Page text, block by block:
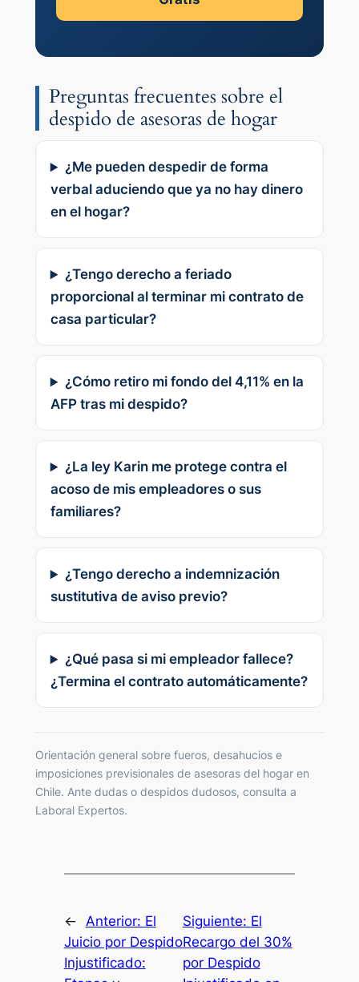
Preguntas frecuentes sobre el
despido de asesoras de hogar
¿Me pueden despedir de forma
verbal aduciendo que ya no hay dinero
en el hogar?
¿Tengo derecho a feriado
proporcional al terminar mi contrato de
casa particular?
¿Cómo retiro mi fondo del 4,11% en la
AFP tras mi despido?
¿La ley Karin me protege contra el
acoso de mis empleadores o sus
familiares?
¿Tengo derecho a indemnización
sustitutiva de aviso previo?
¿Qué pasa si mi empleador fallece?
¿Termina el contrato automáticamente?
Orientación general sobre fueros, desahucios e
imposiciones previsionales de asesoras del hogar en
Chile. Ante dudas o despidos dudosos, consulta a
Laboral Expertos.
← Anterior: El
Juicio por Despido
Injustificado:
Siguiente: El
Recargo del 30%
por Despido